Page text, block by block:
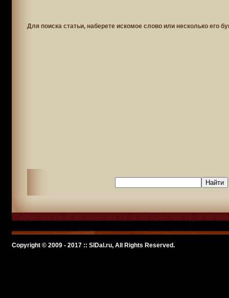
Для поиска статьи, наберете искомое слово или несколько его
Copyright © 2009 - 2017 :: SlDal.ru, All Rights Reserved.